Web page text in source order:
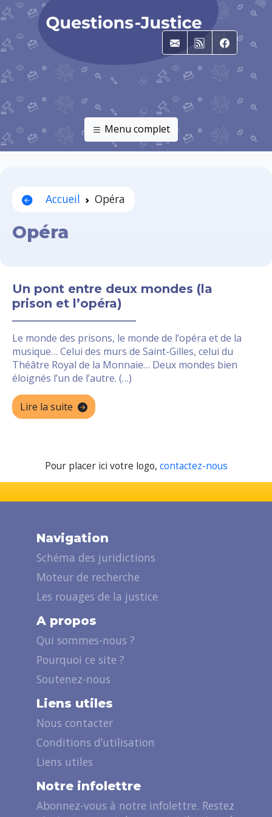
E-mailRSS
Menu complet
Accueil Opéra
Opéra
Un pont entre deux mondes (la
prison et l’opéra)
Le monde des prisons, le monde de l’opéra et de la
musique… Celui des murs de Saint-Gilles, celui du
Théâtre Royal de la Monnaie… Deux mondes bien
éloignés l’un de l’autre. (…)
Lire la suite
Pour placer ici votre logo, contactez-nous
Navigation
Schéma des juridictions
Moteur de recherche
Les rouages de la justice
A propos
Qui sommes-nous ?
Pourquoi ce site ?
Soutenez-nous
Liens utiles
Nous contacter
Conditions d’utilisation
Liens utiles
Notre infolettre
Abonnez-vous à notre infolettre. Restez